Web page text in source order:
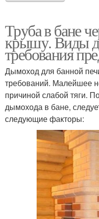
Труба в бане
крышу. Виды
требования
Дымоход для банной
требований. Малейшее
причиной слабой тяги.
дымохода в бане,
следующие факторы: